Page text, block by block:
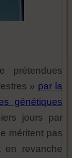
prétendues
» par la
génétiques
jours par
méritent pas
en revanche